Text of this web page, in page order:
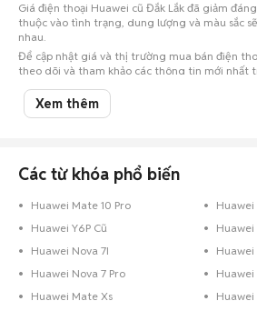
Giá điện thoại Huawei cũ Đắk Lắk đã giảm
thuộc vào tình trạng, dung lượng và màu sắc
nhau.
Để cập nhật giá và thị trường mua bán điện
theo dõi và tham khảo các thông tin mới nhất
Lưu ý:Mức giá dựa trên các tin đăng tại Chợ
khảo. Giá điện thoại Huawei cũ Đắk Lắk sẽ phụ
bản và các thoả thuận khi mua bán.
Chợ Tốt có 10 tin đăng bán, mua điện thoại
Chợ Tốt - Nơi mua bán điện thoại Huawei cũ
Xem thêm
Các từ khóa phổ biến
Huawei Mate 10 Pro
Huawei
Huawei Y6P Cũ
Huawei
Huawei Nova 7I
Huawei
Huawei Nova 7 Pro
Huawei
Huawei Mate Xs
Huawei